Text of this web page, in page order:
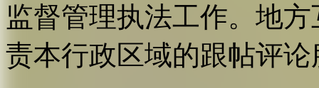
监督管理执法工作。地
责本行政区域的跟帖评